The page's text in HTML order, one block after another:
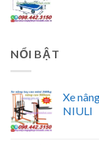
NỔI BẬT
Xe
NIULI